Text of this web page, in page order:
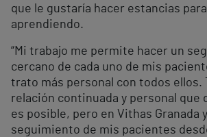
que le gustaría hacer estancias
aprendiendo.
“Mi trabajo me permite hacer un
cercano de cada uno de mis
trato más personal con todos ellos.
relación continuada y personal que
es posible, pero en Vithas Granada
seguimiento de mis pacientes